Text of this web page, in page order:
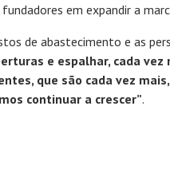
em expandir a
de abastecimento e as
e espalhar, cada vez
que são cada vez
continuar a crescer”.